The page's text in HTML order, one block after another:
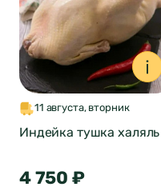
11 августа, вторник
Индейка тушка халяль
4 750 ₽
о